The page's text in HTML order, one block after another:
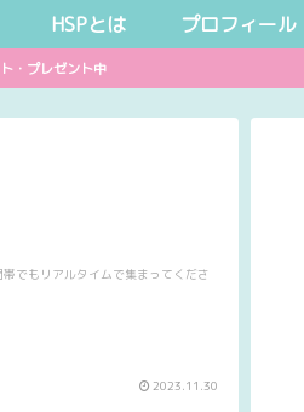
HSPとは プロフィール
・プレゼント中
でもリアルタイムで集まってくださ
2023.11.30